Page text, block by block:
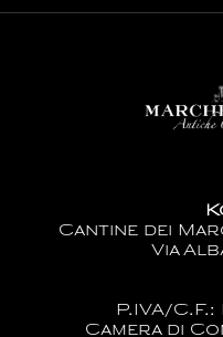
Cantine dei
Via
P.IVA/
Camera di